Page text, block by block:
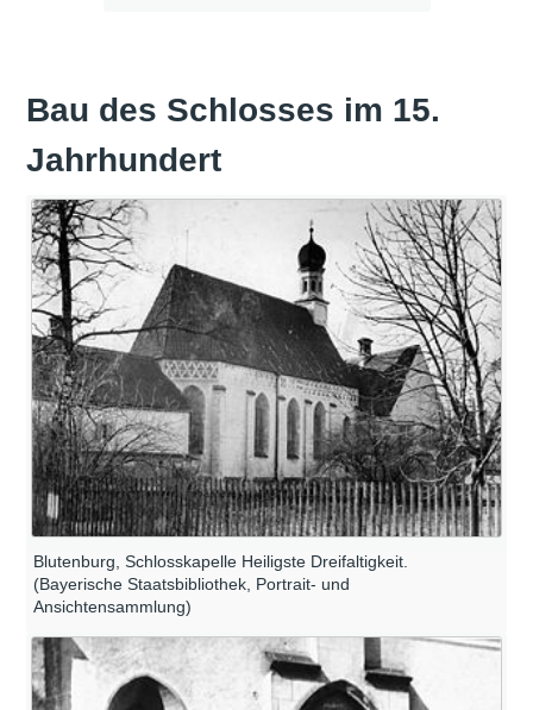
Bau des Schlosses im 15.
Jahrhundert
Blutenburg, Schlosskapelle Heiligste Dreifaltigkeit.
(Bayerische Staatsbibliothek, Portrait- und
Ansichtensammlung)